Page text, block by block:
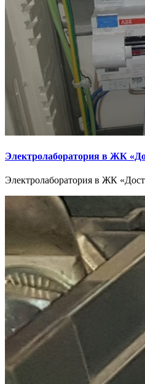
Электролаборатория в ЖК
Электролаборатория в ЖК